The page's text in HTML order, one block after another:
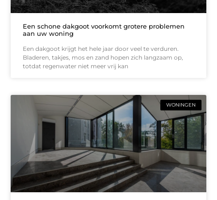
Een schone dakgoot voorkomt grotere problemen
aan uw woning
Een dakgoot krijgt het hele jaar door veel te verduren.
Bladeren, takjes, mos en zand hopen zich langzaam op,
totdat regenwater niet meer vrij kan
WONINGEN